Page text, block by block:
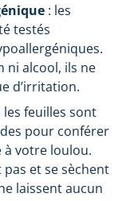
: les
testés
ni alcool, ils ne
d’irritation.
les feuilles sont
pour conférer
à votre loulou.
et se sèchent
laissent aucun